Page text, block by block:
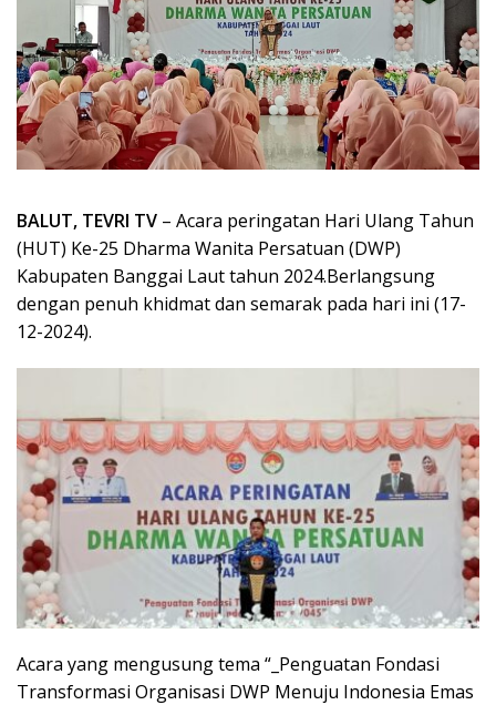
BALUT, TEVRI TV – Acara peringatan Hari Ulang Tahun
(HUT) Ke-25 Dharma Wanita Persatuan (DWP)
Kabupaten Banggai Laut tahun 2024.Berlangsung
dengan penuh khidmat dan semarak pada hari ini (17-
12-2024).
Acara yang mengusung tema “_Penguatan Fondasi
Transformasi Organisasi DWP Menuju Indonesia Emas